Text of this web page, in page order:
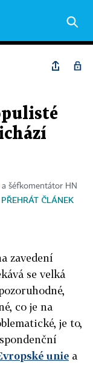
šéfkomentátor HN
PŘEHRÁT ČLÁNEK
zavedení
se velká
co je na
je to,
unie a